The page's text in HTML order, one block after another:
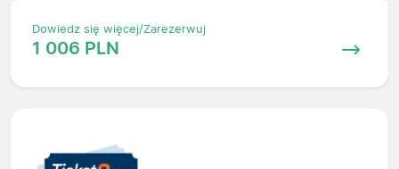
Dowiedz się więcej/Zarezerwuj
1 006 PLN